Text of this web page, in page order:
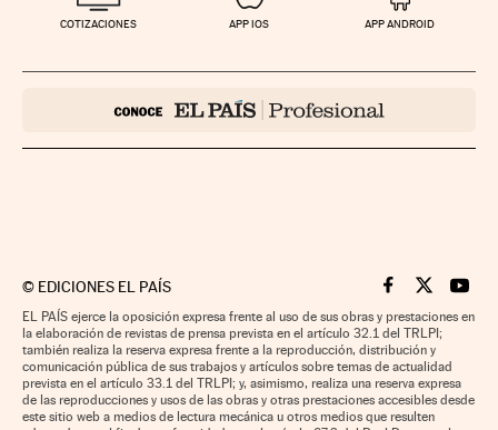
COTIZACIONES APP IOS APP ANDROID
© EDICIONES EL PAÍS Cinco Días en
Cinco Días
Cinco
EL PAÍS ejerce la oposición expresa frente al uso de sus obras y prestaciones en
la elaboración de revistas de prensa prevista en el artículo 32.1 del TRLPI;
también realiza la reserva expresa frente a la reproducción, distribución y
comunicación pública de sus trabajos y artículos sobre temas de actualidad
prevista en el artículo 33.1 del TRLPI; y, asimismo, realiza una reserva expresa
de las reproducciones y usos de las obras y otras prestaciones accesibles desde
este sitio web a medios de lectura mecánica u otros medios que resulten